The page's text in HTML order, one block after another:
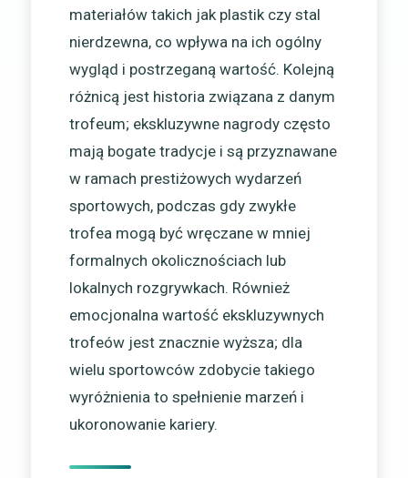
materiałów takich jak plastik czy stal
nierdzewna, co wpływa na ich ogólny
wygląd i postrzeganą wartość. Kolejną
różnicą jest historia związana z danym
trofeum; ekskluzywne nagrody często
mają bogate tradycje i są przyznawane
w ramach prestiżowych wydarzeń
sportowych, podczas gdy zwykłe
trofea mogą być wręczane w mniej
formalnych okolicznościach lub
lokalnych rozgrywkach. Również
emocjonalna wartość ekskluzywnych
trofeów jest znacznie wyższa; dla
wielu sportowców zdobycie takiego
wyróżnienia to spełnienie marzeń i
ukoronowanie kariery.